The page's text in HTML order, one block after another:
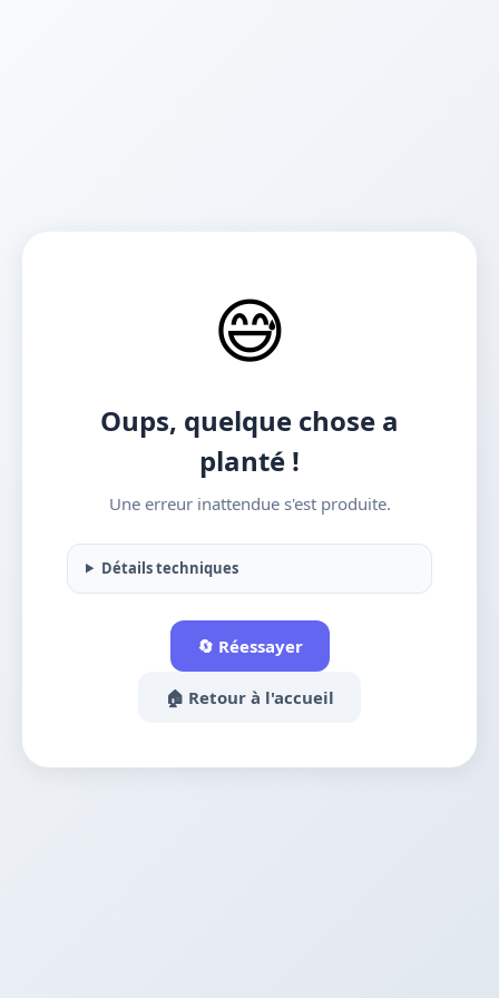
😅
Oups, quelque chose a
planté !
Une erreur inattendue s'est produite.
Détails techniques
🔄 Réessayer
🏠 Retour à l'accueil